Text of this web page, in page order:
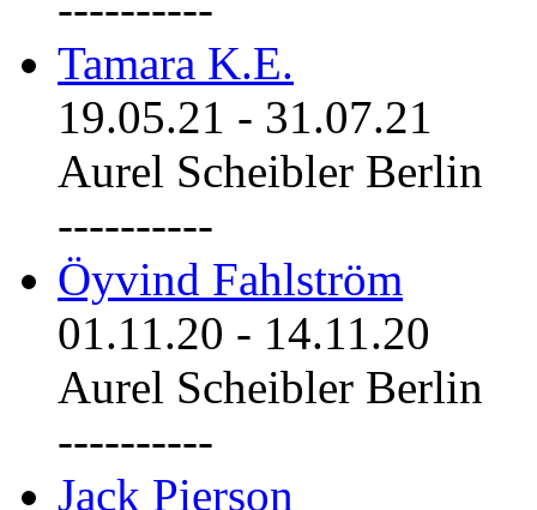
Tamara K.E.
19.05.21 - 31.07.21
Aurel Scheibler Berlin
----------
Öyvind Fahlström
01.11.20 - 14.11.20
Aurel Scheibler Berlin
----------
Jack Pierson